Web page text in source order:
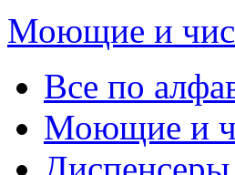
Моющие и
Все по
Моющие и